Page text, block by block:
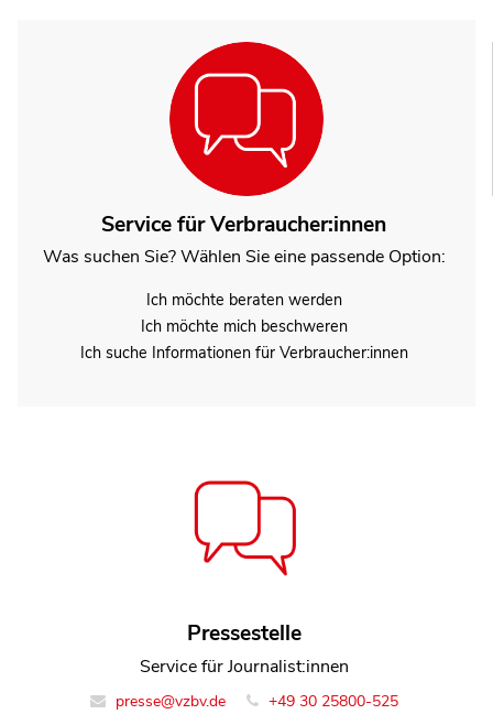
Service für Verbraucher:innen
Was suchen Sie? Wählen Sie eine passende Option:
Ich möchte beraten werden
Ich möchte mich beschweren
Ich suche Informationen für Verbraucher:innen
Pressestelle
Service für Journalist:innen
presse@vzbv.de +49 30 25800-525
Claudio Zeitz-Brandmeyer
Referent Team Finanzmarkt
info@vzbv.de +49 30 25800-0